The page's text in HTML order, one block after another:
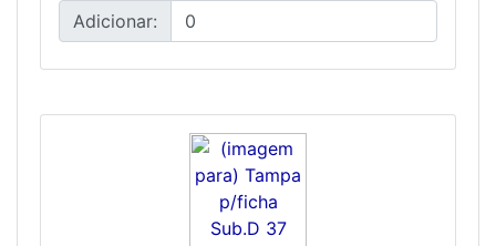
Adicionar: